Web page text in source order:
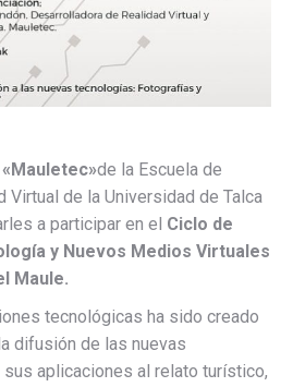
«Mauletec»de la Escuela de
Virtual de la Universidad de Talca
a participar en el Ciclo de
y Nuevos Medios Virtuales
Maule.
tecnológicas ha sido creado
difusión de las nuevas
aplicaciones al relato turístico,